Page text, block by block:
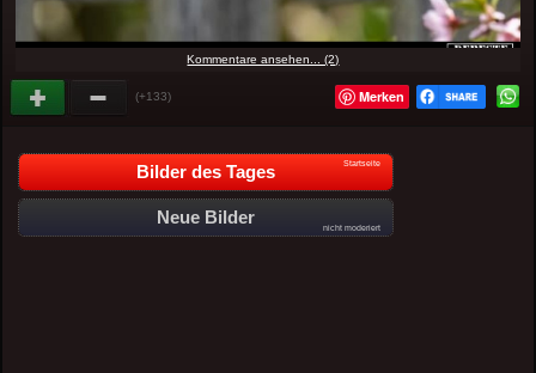
Kommentare ansehen... (2)
(+133) Merken
Bilder des Tages Startseite
Neue Bilder
nicht moderiert